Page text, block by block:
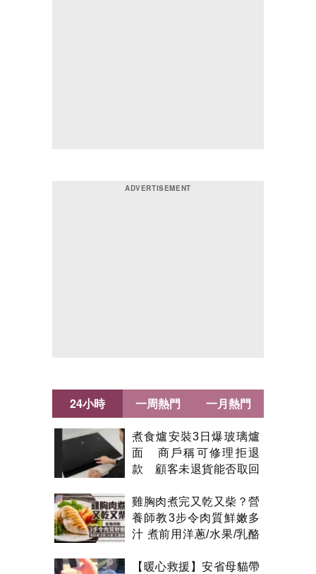
24小時
煮食爐安裝3日爆玻璃爐
面 商戶稱可修理拒退
款 顧客未退貨能否取回
雞胸肉煮完又乾又柴？營
養師教3步令肉質鮮嫩多
汁 煮前用洋蔥/水果/乳酪
【暖心救援】安省母貓帶
一周熱門 一月熱門